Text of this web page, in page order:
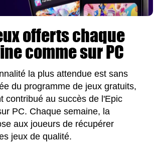
offerts chaque
comme sur PC
la plus attendue est sans
du programme de jeux gratuits,
contribué au succès de l'Epic
PC. Chaque semaine, la
aux joueurs de récupérer
jeux de qualité.